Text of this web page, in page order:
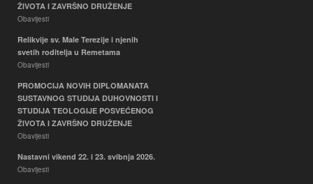
ŽIVOTA I ZAVRŠNO DRUŽENJE
Obavijesti
Relikvije sv. Male Terezije i njenih
svetih roditelja u Remetama
Obavijesti
PROMOCIJA NOVIH DIPLOMANATA
SUSTAVNOG STUDIJA DUHOVNOSTI I
STUDIJA TEOLOGIJE POSVEĆENOG
ŽIVOTA I ZAVRŠNO DRUŽENJE
Obavijesti
Nastavni vikend 22. i 23. svibnja 2026.
Obavijesti